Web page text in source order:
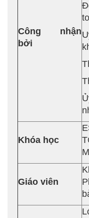
Công nhận
bởi
Khóa học
Giáo viên